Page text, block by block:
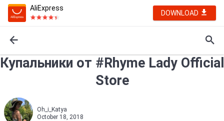
AliExpress
DOWNLOAD
Купальники от #Rhyme Lady Official
Store
Oh_i_Katya
October 18, 2018